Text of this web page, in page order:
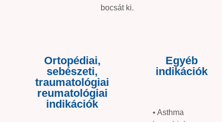
bocsát ki.
Ortopédiai,
sebészeti,
traumatológiai
reumatológiai
indikációk​
Egyéb
indikációk
• Asthma